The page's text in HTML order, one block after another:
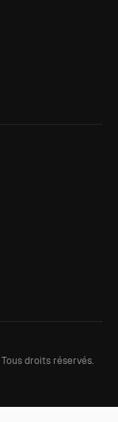
Tous droits réservés.